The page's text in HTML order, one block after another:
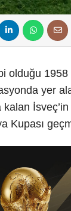
olduğu 1958
yer
kalan
Kupası